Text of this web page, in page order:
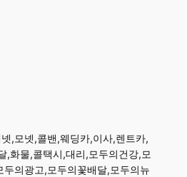
,모넷,콜밴,웨딩카,이사,렌트카,
,화물,콜택시,대리,모두의건강,모
두의광고,모두의꽃배달,모두의뉴